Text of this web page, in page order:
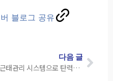
다음 글
근태관리 시스템으로 탄력근로·선택근로 조직 단위 운영하기